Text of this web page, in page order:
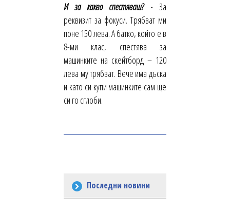
И за какво спестяваш?- За
реквизит за фокуси. Трябват ми
поне 150 лева. А батко, който е в
8-ми клас, спестява за
машинките на скейтборд – 120
лева му трябват. Вече има дъска
и като си купи машинките сам ще
си го сглоби.
Последни новини